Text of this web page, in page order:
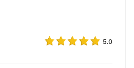
5.0